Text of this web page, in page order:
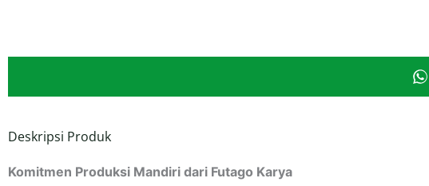
Deskripsi Produk
Komitmen Produksi Mandiri dari Futago Karya